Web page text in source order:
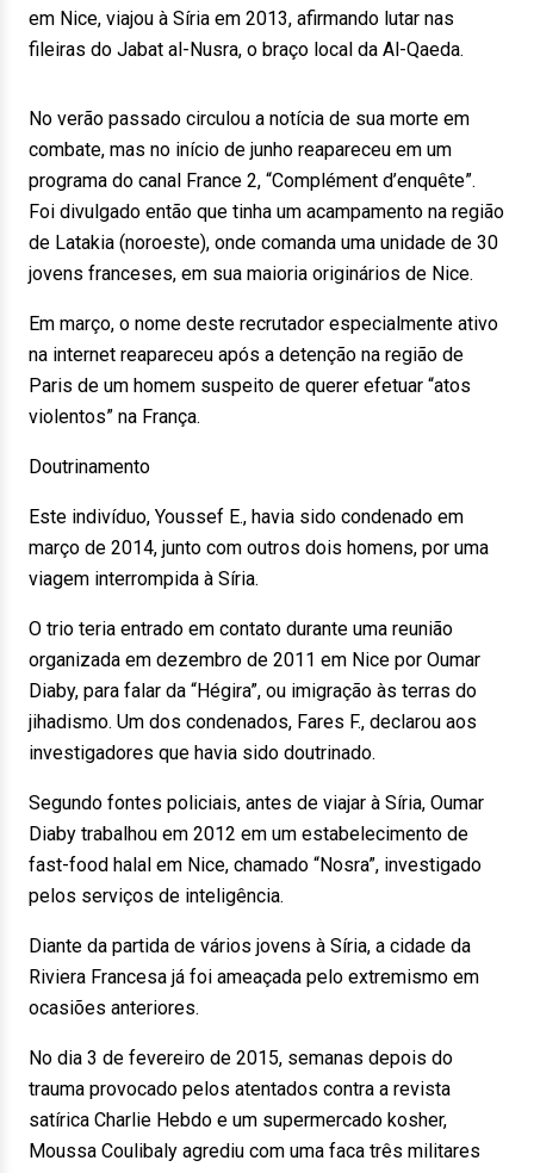
em Nice, viajou à Síria em 2013, afirmando lutar nas
fileiras do Jabat al-Nusra, o braço local da Al-Qaeda.
No verão passado circulou a notícia de sua morte em
combate, mas no início de junho reapareceu em um
programa do canal France 2, “Complément d’enquête”.
Foi divulgado então que tinha um acampamento na região
de Latakia (noroeste), onde comanda uma unidade de 30
jovens franceses, em sua maioria originários de Nice.
Em março, o nome deste recrutador especialmente ativo
na internet reapareceu após a detenção na região de
Paris de um homem suspeito de querer efetuar “atos
violentos” na França.
Doutrinamento
Este indivíduo, Youssef E., havia sido condenado em
março de 2014, junto com outros dois homens, por uma
viagem interrompida à Síria.
O trio teria entrado em contato durante uma reunião
organizada em dezembro de 2011 em Nice por Oumar
Diaby, para falar da “Hégira”, ou imigração às terras do
jihadismo. Um dos condenados, Fares F., declarou aos
investigadores que havia sido doutrinado.
Segundo fontes policiais, antes de viajar à Síria, Oumar
Diaby trabalhou em 2012 em um estabelecimento de
fast-food halal em Nice, chamado “Nosra”, investigado
pelos serviços de inteligência.
Diante da partida de vários jovens à Síria, a cidade da
Riviera Francesa já foi ameaçada pelo extremismo em
ocasiões anteriores.
No dia 3 de fevereiro de 2015, semanas depois do
trauma provocado pelos atentados contra a revista
satírica Charlie Hebdo e um supermercado kosher,
Moussa Coulibaly agrediu com uma faca três militares